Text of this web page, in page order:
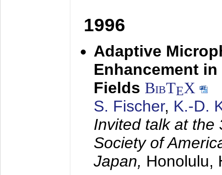
1996
Adaptive
Enhancement
Fields BibTEX
S. Fischer, K.-D.
Invited talk at the
Society of
Japan, Honolulu,